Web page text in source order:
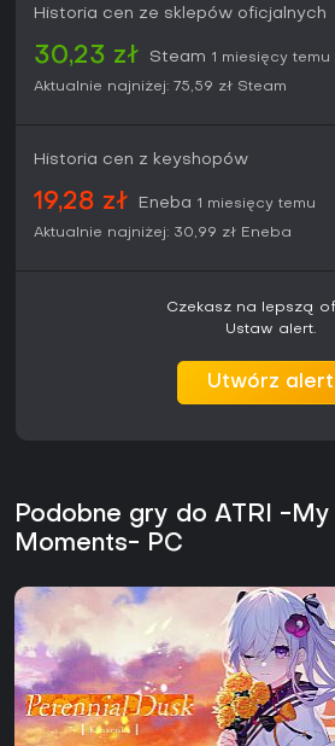
Historia cen ze sklepów oficjalnych
30,23 zł Steam 1 miesięcy temu
Aktualnie najniżej: 75,59 zł Steam
Historia cen z keyshopów
19,28 zł Eneba 1 miesięcy temu
Aktualnie najniżej: 30,99 zł Eneba
Czekasz na lepszą
Ustaw alert.
Utwórz alert
Podobne gry do ATRI -
Moments- PC